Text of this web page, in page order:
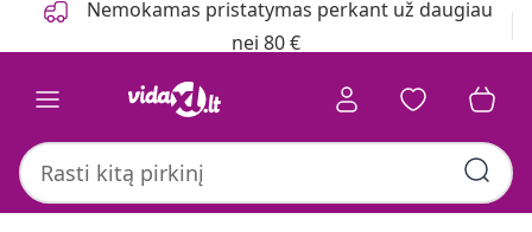
Nemokamas pristatymas perkant už daugiau
nei 80 €